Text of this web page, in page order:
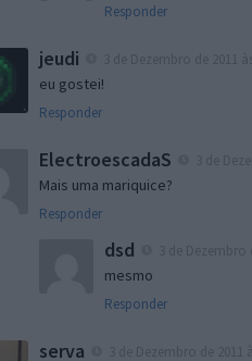
Responder
jeudi
eu gostei!
Responder
ElectroescadaS
Mais uma mariquice?
Responder
dsd
mesmo
Responder
serva